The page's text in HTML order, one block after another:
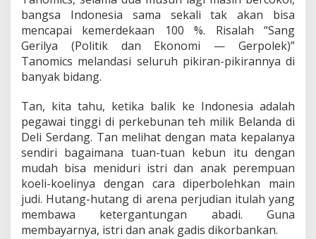
bangsa Indonesia sama sekali tak akan bisa
mencapai kemerdekaan 100 %. Risalah “Sang
Gerilya (Politik dan Ekonomi — Gerpolek)”
Tanomics melandasi seluruh pikiran-pikirannya di
banyak bidang.
Tan, kita tahu, ketika balik ke Indonesia adalah
pegawai tinggi di perkebunan teh milik Belanda di
Deli Serdang. Tan melihat dengan mata kepalanya
sendiri bagaimana tuan-tuan kebun itu dengan
mudah bisa meniduri istri dan anak perempuan
koeli-koelinya dengan cara diperbolehkan main
judi. Hutang-hutang di arena perjudian itulah yang
membawa ketergantungan abadi. Guna
membayarnya, istri dan anak gadis dikorbankan.